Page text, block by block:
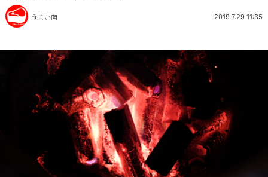
うまい肉 2019.7.29 11:35